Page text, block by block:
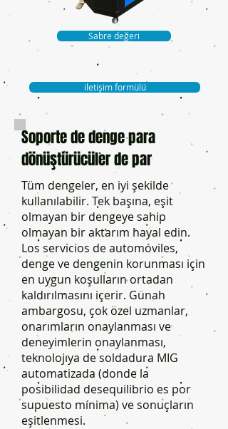
Sabre değeri
iletişim formülü
Soporte de denge para
dönüştürücüler de par
Tüm dengeler, en iyi şekilde
kullanılabilir. Tek başına, eşit
olmayan bir dengeye sahip
olmayan bir aktarım hayal edin.
Los servicios de automóviles,
denge ve dengenin korunması için
en uygun koşulların ortadan
kaldırılmasını içerir. Günah
ambargosu, çok özel uzmanlar,
onarımların onaylanması ve
deneyimlerin onaylanması,
teknolojıya de soldadura MIG
automatizada (donde la
posibilidad desequilibrio es por
supuesto mínima) ve sonuçların
eşitlenmesi.